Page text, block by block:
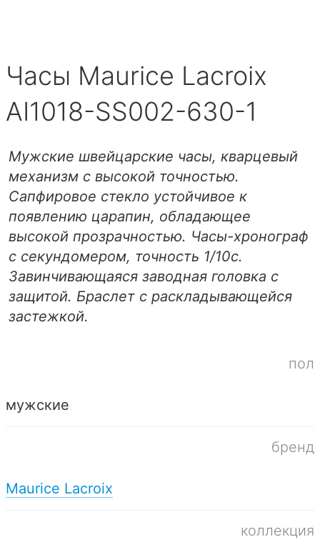
Часы Maurice Lacroix
AI1018-SS002-630-1
Мужские швейцарские часы, кварцевый
механизм с высокой точностью.
Сапфировое стекло устойчивое к
появлению царапин, обладающее
высокой прозрачностью. Часы-хронограф
с секундомером, точность 1/10с.
Завинчивающаяся заводная головка с
защитой. Браслет с раскладывающейся
застежкой.
пол
мужские
бренд
Maurice Lacroix
коллекция